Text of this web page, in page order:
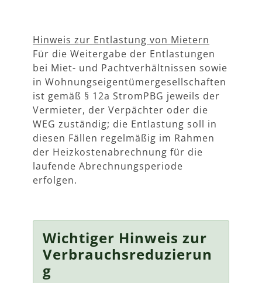
Hinweis zur Entlastung von Mietern
Für die Weitergabe der Entlastungen
bei Miet- und Pachtverhältnissen sowie
in Wohnungseigentümergesellschaften
ist gemäß § 12a StromPBG jeweils der
Vermieter, der Verpächter oder die
WEG zuständig; die Entlastung soll in
diesen Fällen regelmäßig im Rahmen
der Heizkostenabrechnung für die
laufende Abrechnungsperiode
erfolgen.
Wichtiger Hinweis zur
Verbrauchsreduzierun
g